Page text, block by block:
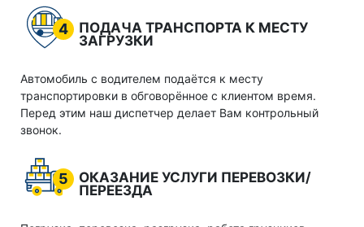
4
ПОДАЧА ТРАНСПОРТА К МЕСТУ
ЗАГРУЗКИ
Автомобиль с водителем подаётся к месту
транспортировки в обговорённое с клиентом время.
Перед этим наш диспетчер делает Вам контрольный
звонок.
5
ОКАЗАНИЕ УСЛУГИ ПЕРЕВОЗКИ/
ПЕРЕЕЗДА